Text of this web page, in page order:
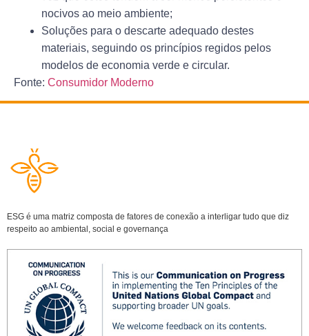
nocivos ao meio ambiente;
Soluções para o descarte adequado destes
materiais, seguindo os princípios regidos pelos
modelos de economia verde e circular.
Fonte: Consumidor Moderno
ESG é uma matriz composta de fatores de conexão a interligar tudo que diz
respeito ao ambiental, social e governança